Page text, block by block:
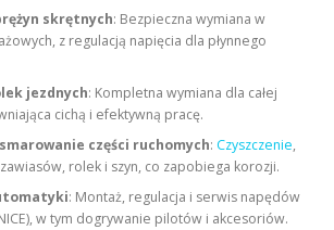
skrętnych: Bezpieczna wymiana w
z regulacją napięcia dla płynnego
jezdnych: Kompletna wymiana dla całej
cichą i efektywną pracę.
części ruchomych: Czyszczenie,
rolek i szyn, co zapobiega korozji.
: Montaż, regulacja i serwis napędów
w tym dogrywanie pilotów i akcesoriów.